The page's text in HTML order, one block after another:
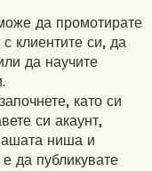
да промотирате
клиентите си, да
да научите
като си
си акаунт,
ниша и
да публикувате